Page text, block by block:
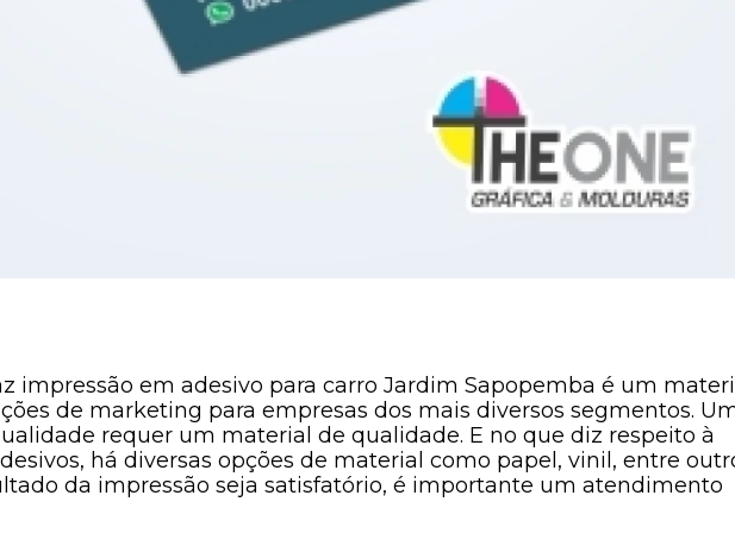
impressão em adesivo para carro Jardim Sapopemba é um
de marketing para empresas dos mais diversos segmentos.
requer um material de qualidade. E no que diz respeito à
há diversas opções de material como papel, vinil, entre
da impressão seja satisfatório, é importante um atendimento